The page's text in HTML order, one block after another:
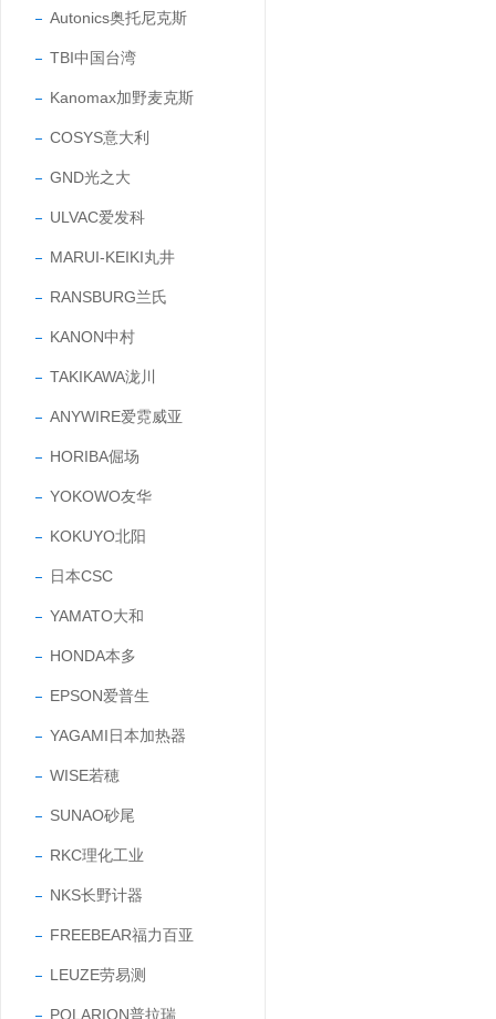
Autonics奥托尼克斯
TBI中国台湾
Kanomax加野麦克斯
COSYS意大利
GND光之大
ULVAC爱发科
MARUI-KEIKI丸井
RANSBURG兰氏
KANON中村
TAKIKAWA泷川
ANYWIRE爱霓威亚
HORIBA倔场
YOKOWO友华
KOKUYO北阳
日本CSC
YAMATO大和
HONDA本多
EPSON爱普生
YAGAMI日本加热器
WISE若穂
SUNAO砂尾
RKC理化工业
NKS长野计器
FREEBEAR福力百亚
LEUZE劳易测
POLARION普拉瑞